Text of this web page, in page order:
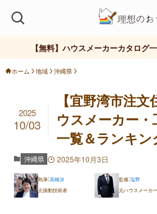
【無料】ハウスメーカーカタログ
ホーム 地域 沖縄県
【宜野湾市注
ウスメーカー
一覧＆ランキン
2025
10/03
沖縄県 2025年10月3日
執筆:高橋渉
元振動技術者
監修:塩野
元ハウスメーカ
ハウスメーカー ローコスト